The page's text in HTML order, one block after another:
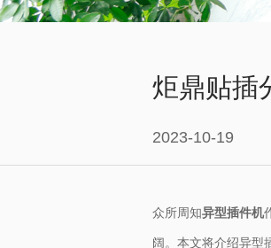
炬鼎贴插
2023-10-19
众所周知异型插件机
阔。本文将介绍异型